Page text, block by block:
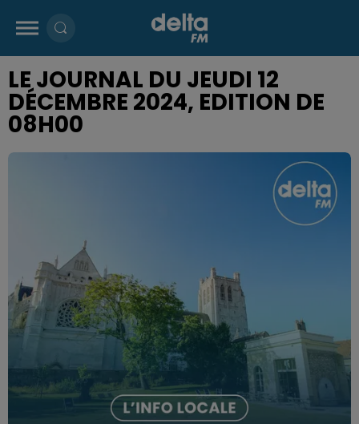
LE JOURNAL DU JEUDI 12
DÉCEMBRE 2024, EDITION DE
08H00